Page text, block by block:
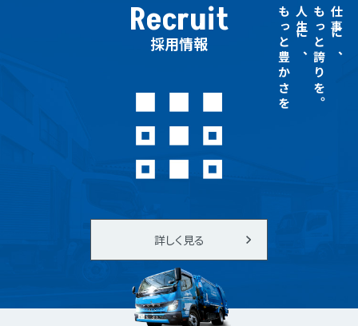
Recruit
採用情報
詳しく見る
仕事に、
もっと誇りを。
人生に、
もっと豊かさを